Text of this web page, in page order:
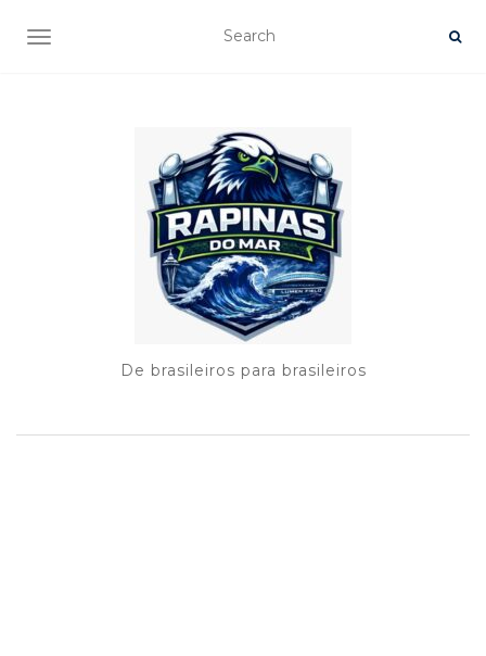
TOGGLE NAVIGATION
De brasileiros para brasileiros